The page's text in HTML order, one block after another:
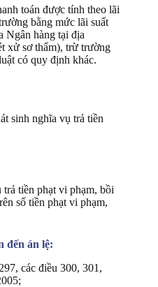
toán được tính theo lãi
bằng mức lãi suất
Ngân hàng tại địa
xử sơ thẩm), trừ trường
có quy định khác.
sinh nghĩa vụ trả tiền
tiền phạt vi phạm, bồi
số tiền phạt vi phạm,
đến án lệ:
các điều 300, 301,